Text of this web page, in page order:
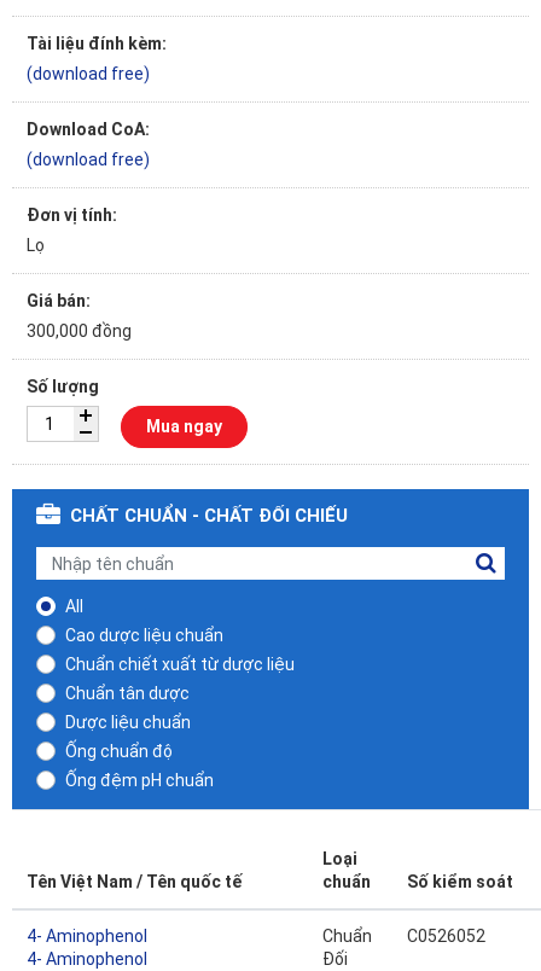
Tài liệu đính kèm:
(download free)
Download CoA:
(download free)
Đơn vị tính:
Lọ
Giá bán:
300,000 đồng
Số lượng
Mua ngay
CHẤT CHUẨN - CHẤT ĐỐI CHIẾU
All
Cao dược liệu chuẩn
Chuẩn chiết xuất từ dược liệu
Chuẩn tân dược
Dược liệu chuẩn
Ống chuẩn độ
Ống đệm pH chuẩn
Tên Việt Nam / Tên quốc tế
Loại
chuẩn
Số kiểm soát
4- Aminophenol
4- Aminophenol
Chuẩn
Đối
C0526052